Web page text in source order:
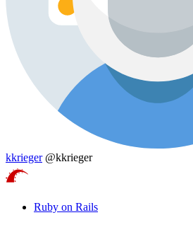
kkrieger @kkrieger
Ruby on Rails